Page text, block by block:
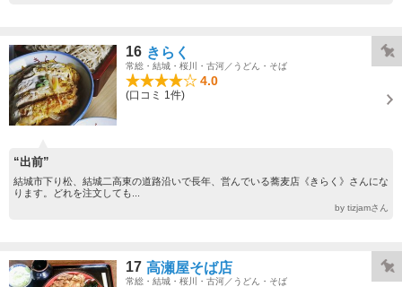
16 きらく
常総・結城・桜川・古河／うどん・そば
4.0
(口コミ 1件)
“出前”
結城市下り松、結城二高東の道路沿いで長年、営んでいる蕎麦店《きらく》さんにな
ります。どれを注文しても...
by tizjamさん
17 高瀬屋そば店
常総・結城・桜川・古河／うどん・そば